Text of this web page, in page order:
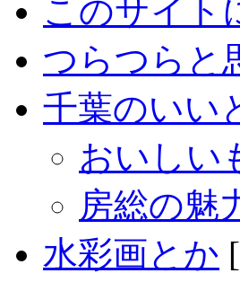
このサイト
つらつらと
千葉のいい
おいしい
房総の魅
水彩画とか